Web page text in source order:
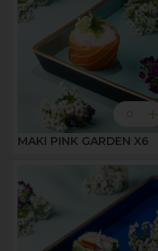
0 add
MAKI PINK GARDEN X6